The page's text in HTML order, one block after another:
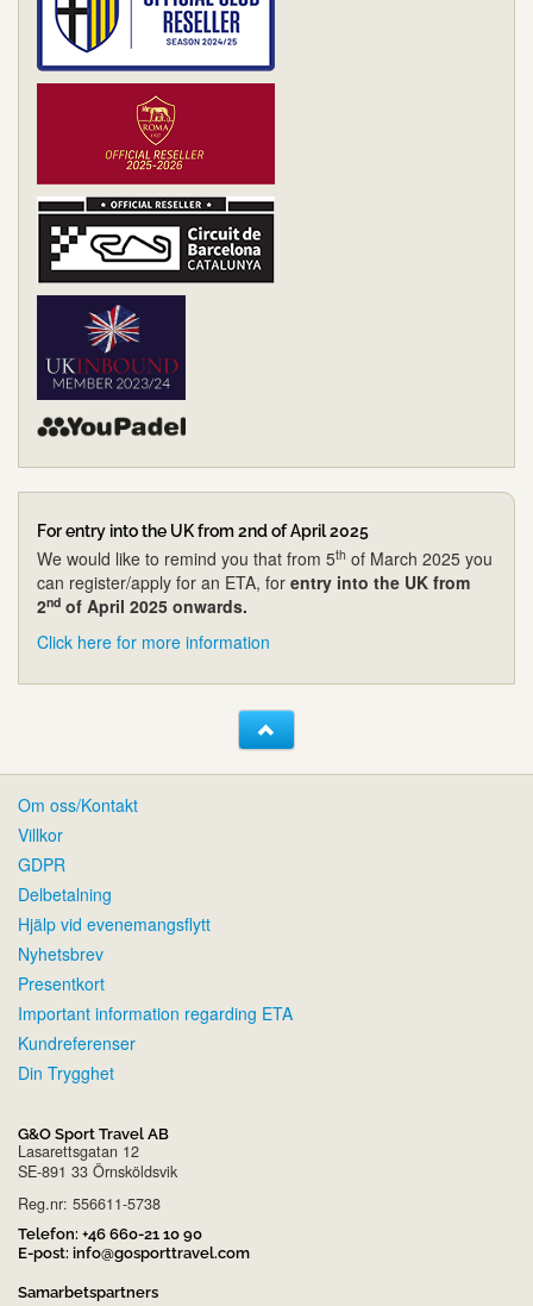
For entry into the UK from 2nd of April 2025
We would like to remind you that from 5th of March 2025 you
can register/apply for an ETA, for entry into the UK from
2nd of April 2025 onwards.
Click here for more information
Om oss/Kontakt
Villkor
GDPR
Delbetalning
Hjälp vid evenemangsflytt
Nyhetsbrev
Presentkort
Important information regarding ETA
Kundreferenser
Din Trygghet
G&O Sport Travel AB
Lasarettsgatan 12
SE-891 33 Örnsköldsvik
Reg.nr: 556611-5738
Telefon: +46 660-21 10 90
E-post: info@gosporttravel.com
Samarbetspartners